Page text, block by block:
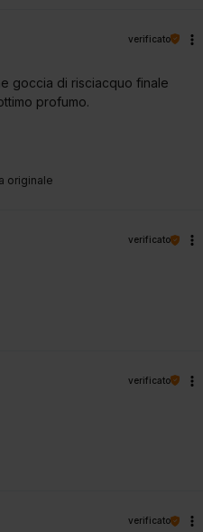
originale
verificato
goccia di risciacquo finale
profumo.
verificato
verificato
verificato